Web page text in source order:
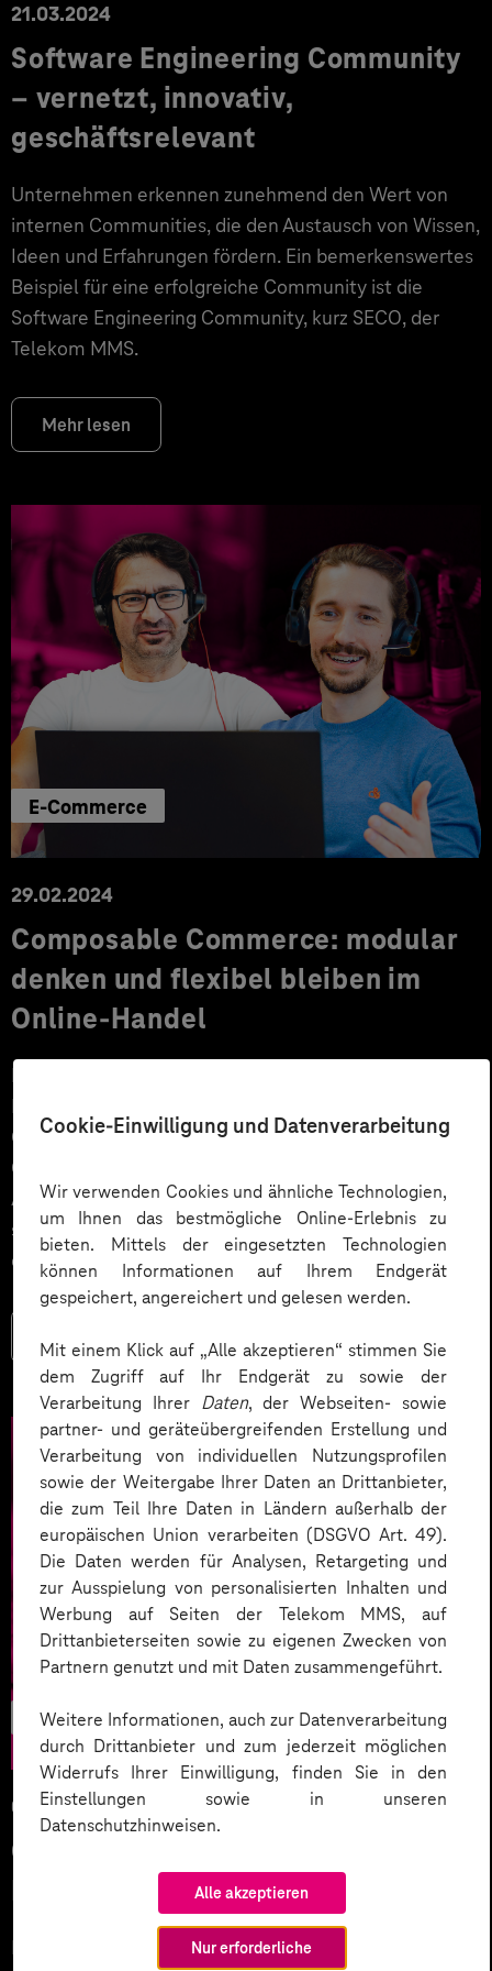
Cookie-Einwilligung und Datenverarbeitung
Wir verwenden Cookies und ähnliche Technologien,
um Ihnen das bestmögliche Online-Erlebnis zu
bieten. Mittels der eingesetzten Technologien
können Informationen auf Ihrem Endgerät
gespeichert, angereichert und gelesen werden.
Mit einem Klick auf „Alle akzeptieren“ stimmen Sie
dem Zugriff auf Ihr Endgerät zu sowie der
Verarbeitung Ihrer Daten, der Webseiten- sowie
partner- und geräteübergreifenden Erstellung und
Verarbeitung von individuellen Nutzungsprofilen
sowie der Weitergabe Ihrer Daten an Drittanbieter,
die zum Teil Ihre Daten in Ländern außerhalb der
europäischen Union verarbeiten (DSGVO Art. 49).
Die Daten werden für Analysen, Retargeting und
zur Ausspielung von personalisierten Inhalten und
Werbung auf Seiten der Telekom MMS, auf
Drittanbieterseiten sowie zu eigenen Zwecken von
Partnern genutzt und mit Daten zusammengeführt.
Weitere Informationen, auch zur Datenverarbeitung
durch Drittanbieter und zum jederzeit möglichen
Widerrufs Ihrer Einwilligung, finden Sie in den
Einstellungen sowie in unseren
Datenschutzhinweisen.
Alle akzeptieren
Nur erforderliche
21.03.2024
Software Engineering Community
– vernetzt, innovativ,
geschäftsrelevant
Unternehmen erkennen zunehmend den Wert von
internen Communities, die den Austausch von Wissen,
Ideen und Erfahrungen fördern. Ein bemerkenswertes
Beispiel für eine erfolgreiche Community ist die
Software Engineering Community, kurz SECO, der
Telekom MMS.
Mehr lesen
E-Commerce
29.02.2024
Composable Commerce: modular
denken und flexibel bleiben im
Online-Handel
Für Onlinehändler und Produzenten steht laut
Prognosen ein gutes Wachstumsjahr bevor.
Gleichzeitig werden die Kundenerwartungen an den E-
Commerce komplexer und die starren
Architekturkonzepte monolithischer Shopsysteme
stoßen an ihre Grenzen. Composable Commerce ist
das Buzzword der Stunde!
E-Commerce
01.11.2023
Green Commerce – Wandel im
Handel digital unterstützen
Nachhaltigkeit und Handel – passt das überhaupt